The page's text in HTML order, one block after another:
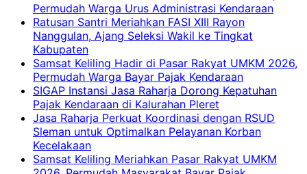
Permudah Warga Urus Administrasi Kendaraan
Ratusan Santri Meriahkan FASI XIII Rayon
Nanggulan, Ajang Seleksi Wakil ke Tingkat
Kabupaten
Samsat Keliling Hadir di Pasar Rakyat UMKM 2026,
Permudah Warga Bayar Pajak Kendaraan
SIGAP Instansi Jasa Raharja Dorong Kepatuhan
Pajak Kendaraan di Kalurahan Pleret
Jasa Raharja Perkuat Koordinasi dengan RSUD
Sleman untuk Optimalkan Pelayanan Korban
Kecelakaan
Samsat Keliling Meriahkan Pasar Rakyat UMKM